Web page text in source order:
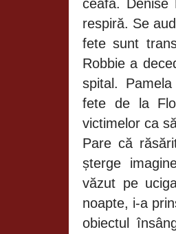
ceafă. Denise
respiră. Se
fete sunt
Robbie a
spital.
fete de la
victimelor ca
Pare că
șterge
văzut pe
noapte, i-a
obiectul